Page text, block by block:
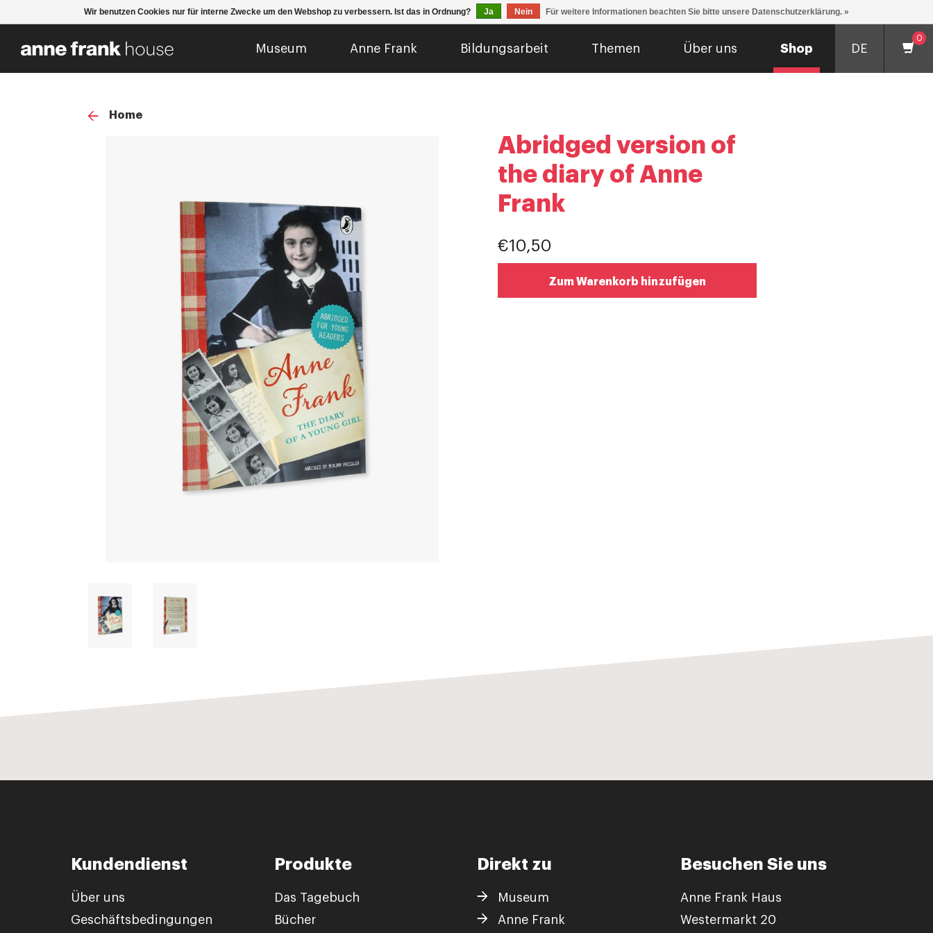
Museum Anne Frank Bildungsarbeit Themen Über uns Shop DE
0
Home
Abridged version of
the diary of Anne
Frank
€10,50
Zum Warenkorb hinzufügen
Kundendienst
Über uns
Geschäftsbedingungen
Produkte
Das Tagebuch
Bücher
Direkt zu
Museum
Anne Frank
Besuchen Sie uns
Anne Frank Haus
Westermarkt 20
Wir benutzen Cookies nur für interne Zwecke um den Webshop zu verbessern. Ist das in Ordnung? Ja Nein Für weitere Informationen beachten Sie bitte unsere Datenschutzerklärung. »